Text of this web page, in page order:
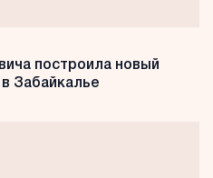
построила новый
Забайкалье